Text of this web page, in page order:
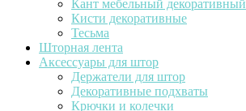
Кант мебельный декоративный
Кисти декоративные
Тесьма
Шторная лента
Аксессуары для штор
Держатели для штор
Декоративные подхваты
Крючки и колечки